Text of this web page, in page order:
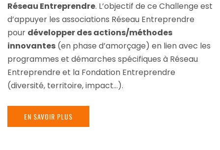
Réseau Entreprendre. L’objectif de ce Challenge est
d’appuyer les associations Réseau Entreprendre
pour développer des actions/méthodes
innovantes (en phase d’amorçage) en lien avec les
programmes et démarches spécifiques à Réseau
Entreprendre et la Fondation Entreprendre
(diversité, territoire, impact…).
EN SAVOIR PLUS